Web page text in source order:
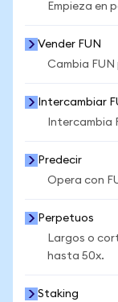
Empieza en
Vender FUN
Cambia
Intercambiar
Intercambia
Predecir
Opera con
Perpetuos
Largos o
hasta 50x.
Staking